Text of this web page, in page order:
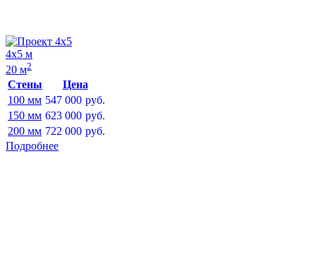
4х5 м
20 м2
Стены
Цена
100 мм 547 000 руб.
150 мм 623 000 руб.
200 мм 722 000 руб.
Подробнее